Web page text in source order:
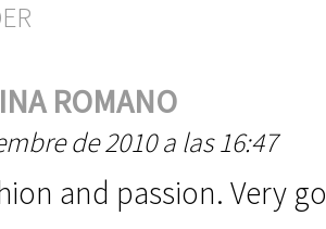
ROMANO
de 2010 a las 16:47
and passion. Very